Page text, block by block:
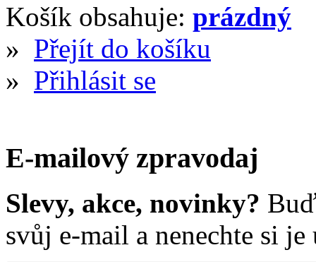
Košík obsahuje: prázdný
» Přejít do košíku
» Přihlásit se
E-mailový zpravodaj
Slevy, akce, novinky?
svůj e-mail a nenechte si